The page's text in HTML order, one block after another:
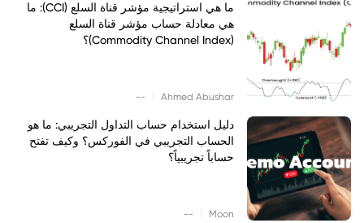
ما هي استراتيجية مؤشر قناة السلع (CCI): ما
هي معادلة حساب مؤشر قناة السلع
(Commodity Channel Index)؟
Ahmed Abushar
--
دليل استخدام حساب التداول التجريبي: ما هو
الحساب التجريبي في الفوركس؟ وكيف تفتح
حساباً تجريبياً؟
Moon
--